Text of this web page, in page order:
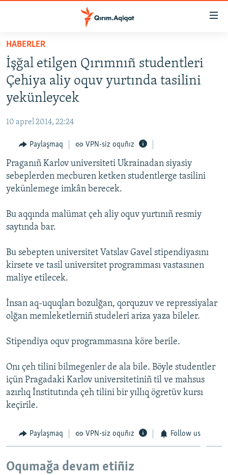
Esas
mündericege
qaytmaq
Baş
navigatsiyağa
qaytmaq
Qıdıruvğa
qaytmaq
HABERLER
SİYASET
İQTİSADİYAT
MEDENİYET
İNSAN AQLARI
VİDEO
SÜRET
FİKİR
Русский
Українською
RFE/RS bütün saytları
HABERLER
İşğal etilgen Qırımnıñ studentleri
Çehiya aliy oquv yurtında tasilini
yekünleycek
10 aprel 2014, 22:24
Paylaşmaq VPN-siz oquñız
Praganıñ Karlov universiteti Ukrainadan siyasiy
sebeplerden mecburen ketken studentlerge tasilini
yekünlemege imkân berecek.
Bu aqqında malümat çeh aliy oquv yurtınıñ resmiy
saytında bar.
Bu sebepten universitet Vatslav Gavel stipendiyasını
kirsete ve tasil universitet programması vastasınen
maliye etilecek.
İnsan aq-uquqları bozulğan, qorquzuv ve repressiyalar
olğan memleketlerniñ studeleri ariza yaza bileler.
Stipendiya oquv programmasına köre berile.
Onı çeh tilini bilmegenler de ala bile. Böyle studentler
içün Pragadaki Karlov universitetiniñ til ve mahsus
azırlıq İnstitutında çeh tilini bir yıllıq ögretüv kursı
keçirile.
Paylaşmaq VPN-siz oquñız Follow us
Oqumağa devam etiñiz